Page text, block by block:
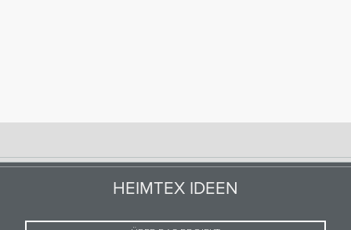
HEIMTEX IDEEN